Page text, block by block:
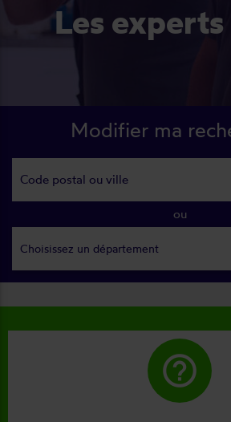
Les experts du volet
Modifier ma
ou
Choisissez un département
help_outline